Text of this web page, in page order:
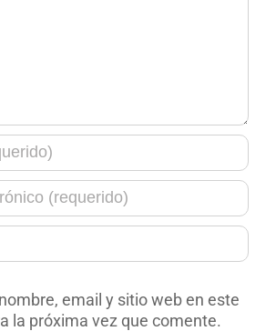
email y sitio web en este
la próxima vez que comente.